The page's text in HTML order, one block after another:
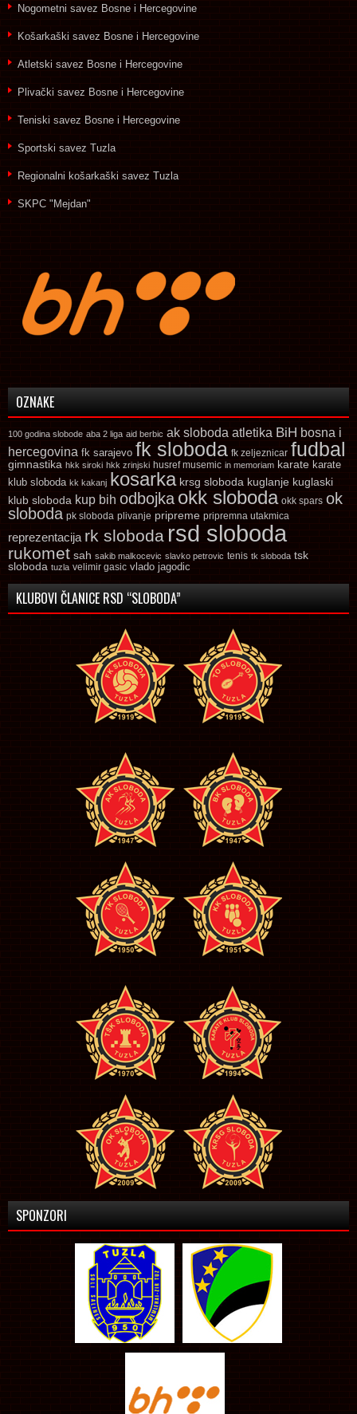
Nogometni savez Bosne i Hercegovine
Košarkaški savez Bosne i Hercegovine
Atletski savez Bosne i Hercegovine
Plivački savez Bosne i Hercegovine
Teniski savez Bosne i Hercegovine
Sportski savez Tuzla
Regionalni košarkaški savez Tuzla
SKPC "Mejdan"
OZNAKE
100 godina slobode aba 2 liga aid berbic ak sloboda atletika BiH bosna i
hercegovina fk sarajevo fk sloboda fk zeljeznicar fudbal
gimnastika hkk siroki hkk zrinjski husref musemic in memoriam karate karate
klub sloboda kk kakanj kosarka krsg sloboda kuglanje kuglaski
klub sloboda kup bih odbojka okk sloboda okk spars ok
sloboda pk sloboda plivanje pripreme pripremna utakmica
reprezentacija rk sloboda rsd sloboda
rukomet sah sakib malkocevic slavko petrovic tenis tk sloboda tsk
sloboda tuzla velimir gasic vlado jagodic
KLUBOVI ČLANICE RSD “SLOBODA”
SPONZORI